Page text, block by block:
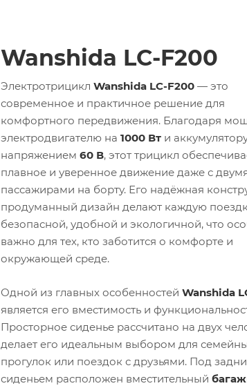
Wanshida LC-F200
Электротрицикл Wanshida LC-F200— это
современное и практичное решение для
комфортного передвижения. Благодаря
электродвигателю на 1000 Вти
напряжением 60 В, этот трицикл
плавное и уверенное движение даже с
пассажирами на борту. Его надёжная
продуманный дизайн делают каждую
безопасной, удобной и экологичной, что
важно для тех, кто заботится о комфорте и
окружающей среде.
Одной из главных особенностей Wanshida
является его вместимость и
Просторное сиденье рассчитано на двух
делает его идеальным выбором для
прогулок или поездок с друзьями. Под
сиденьем расположен вместительный